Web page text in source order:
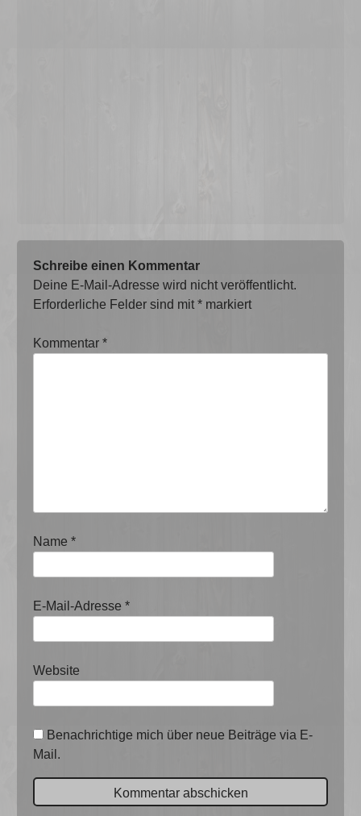
Schreibe einen Kommentar
Deine E-Mail-Adresse wird nicht veröffentlicht.
Erforderliche Felder sind mit* markiert
Kommentar*
Name*
E-Mail-Adresse*
Website
Benachrichtige mich über neue Beiträge via E-
Mail.